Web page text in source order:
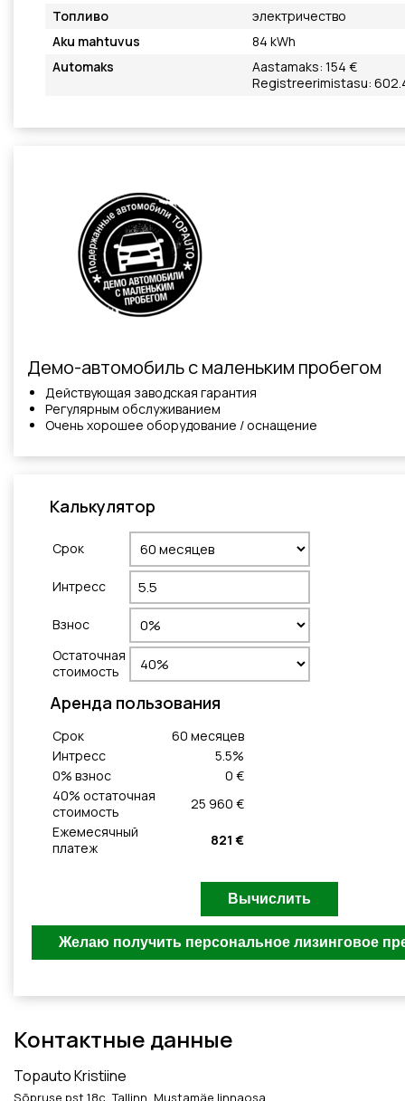
Топливо
электричество
Aku mahtuvus
84 kWh
Automaks
Aastamaks: 154 €
Registreerimistasu:
Демо-автомобиль с маленьким пробегом
Действующая заводская гарантия
Регулярным обслуживанием
Очень хорошее оборудование / оснащение
Калькулятор
Cрок
Интресс
Взнос
Остаточная
стоимость
Aренда пользования
Cрок 60 месяцeв
Интресс
5.5%
0% взнос
0 €
40% остаточная
стоимость
25 960 €
Ежемесячный
платеж
821 €
Контактные данные
Topauto Kristiine
Sõpruse pst 18c, Tallinn, Mustamäe linnaosa